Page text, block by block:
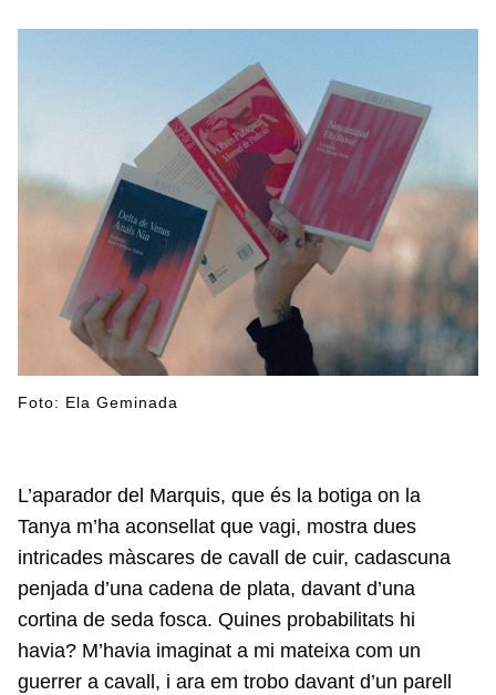
Foto: Ela Geminada
L’aparador del Marquis, que és la botiga on la
Tanya m’ha aconsellat que vagi, mostra dues
intricades màscares de cavall de cuir, cadascuna
penjada d’una cadena de plata, davant d’una
cortina de seda fosca. Quines probabilitats hi
havia? M’havia imaginat a mi mateixa com un
guerrer a cavall, i ara em trobo davant d’un parell